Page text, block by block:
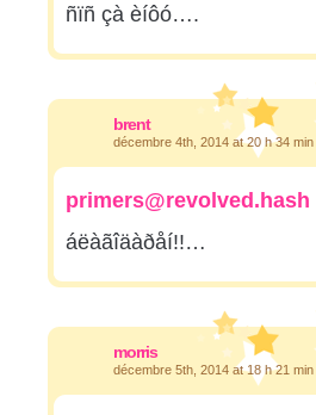
ñïñ çà èíôó….
brent
décembre 4th, 2014 at 20 h 34 min
primers@revolved.hash
áëàãîäàðåí!!…
morris
décembre 5th, 2014 at 18 h 21 min